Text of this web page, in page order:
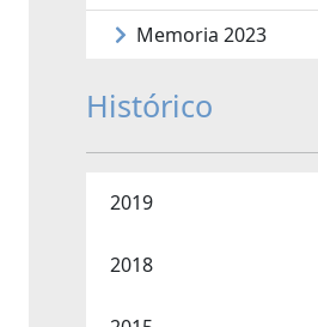
Memoria 2023
Histórico
2019
2018